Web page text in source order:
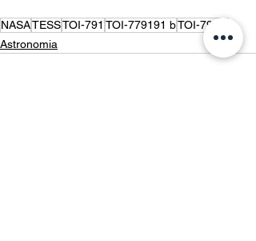
NASATESSTOI-791 TOI-779191 bTOI-791 c
Astronomia